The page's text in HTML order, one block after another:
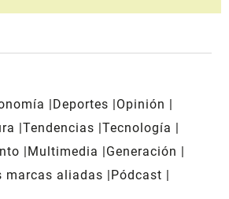
Deportes
Opinión
Tendencias Tecnología
Multimedia
Generación
marcas aliadas
Pódcast